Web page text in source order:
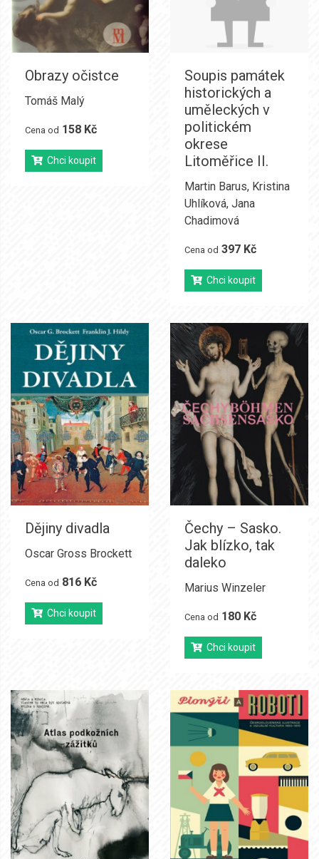
Obrazy očistce
Tomáš Malý
Cena od 158 Kč
Chci koupit
Soupis památek
historických a
uměleckých v
politickém
okrese
Litoměřice II.
Martin Barus, Kristina
Uhlíková, Jana
Chadimová
Cena od 397 Kč
Chci koupit
Dějiny divadla
Oscar Gross Brockett
Cena od 816 Kč
Chci koupit
Čechy – Sasko.
Jak blízko, tak
daleko
Marius Winzeler
Cena od 180 Kč
Chci koupit